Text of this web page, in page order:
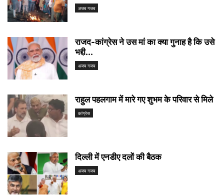
अजब गजब
राजद-कांग्रेस ने उस मां का क्या गुनाह है कि उसे
भद्दी...
अजब गजब
राहुल पहलगाम में मारे गए शुभम के परिवार से मिले
कांग्रेस
दिल्ली में एनडीए दलों की बैठक
अजब गजब